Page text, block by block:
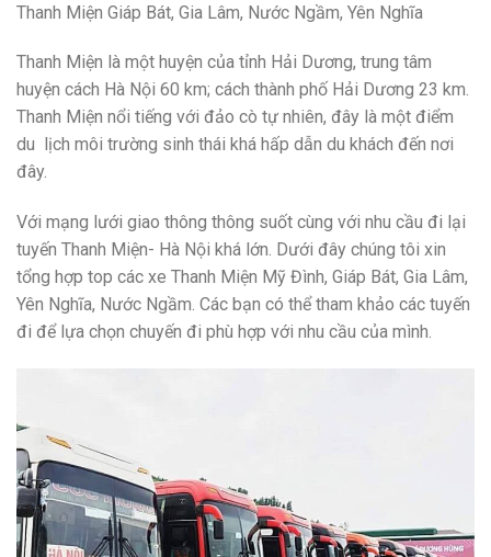
Thanh Miện Giáp Bát, Gia Lâm, Nước Ngầm, Yên Nghĩa
Thanh Miện là một huyện của tỉnh Hải Dương, trung tâm
huyện cách Hà Nội 60 km; cách thành phố Hải Dương 23 km.
Thanh Miện nổi tiếng với đảo cò tự nhiên, đây là một điểm
du lịch môi trường sinh thái khá hấp dẫn du khách đến nơi
đây.
Với mạng lưới giao thông thông suốt cùng với nhu cầu đi lại
tuyến Thanh Miện- Hà Nội khá lớn. Dưới đây chúng tôi xin
tổng hợp top các xe Thanh Miện Mỹ Đình, Giáp Bát, Gia Lâm,
Yên Nghĩa, Nước Ngầm. Các bạn có thể tham khảo các tuyến
đi để lựa chọn chuyến đi phù hợp với nhu cầu của mình.